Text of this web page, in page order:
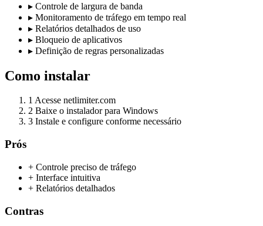
▸ Controle de largura de banda
▸ Monitoramento de tráfego em tempo real
▸ Relatórios detalhados de uso
▸ Bloqueio de aplicativos
▸ Definição de regras personalizadas
Como instalar
1 Acesse netlimiter.com
2 Baixe o instalador para Windows
3 Instale e configure conforme necessário
Prós
+ Controle preciso de tráfego
+ Interface intuitiva
+ Relatórios detalhados
Contras